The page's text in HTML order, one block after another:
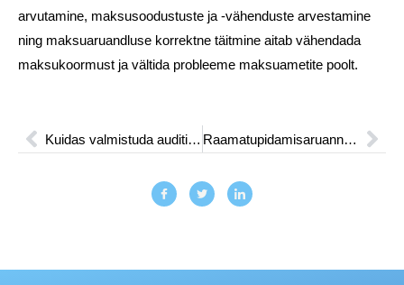
arvutamine, maksusoodustuste ja -vähenduste arvestamine
ning maksuaruandluse korrektne täitmine aitab vähendada
maksukoormust ja vältida probleeme maksuametite poolt.
Kuidas valmistuda auditi läbiviimiseks: praktilised nõuanded ettevõtetele Raamatupidamisaruannete roll juhtimisotsuste tegemisel